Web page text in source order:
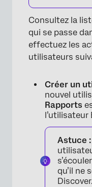
Consultez la
qui se passe
effectuez les
utilisateurs
Créer un
nouvel
Rapports
l’utilisateur
Astuce :
qu’il ne
Discover.